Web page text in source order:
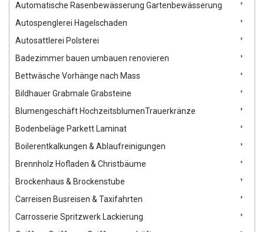
Automatische Rasenbewässerung Gartenbewässerung
Autospenglerei Hagelschaden
Autosattlerei Polsterei
Badezimmer bauen umbauen renovieren
Bettwäsche Vorhänge nach Mass
Bildhauer Grabmale Grabsteine
Blumengeschäft HochzeitsblumenTrauerkränze
Bodenbeläge Parkett Laminat
Boilerentkalkungen & Ablaufreinigungen
Brennholz Hofladen & Christbäume
Brockenhaus & Brockenstube
Carreisen Busreisen & Taxifahrten
Carrosserie Spritzwerk Lackierung